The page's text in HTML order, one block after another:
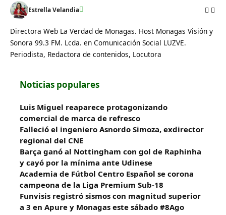
Estrella Velandia
Directora Web La Verdad de Monagas. Host Monagas Visión y
Sonora 99.3 FM. Lcda. en Comunicación Social LUZVE.
Periodista, Redactora de contenidos, Locutora
Noticias populares
Luis Miguel reaparece protagonizando
comercial de marca de refresco
Falleció el ingeniero Asnordo Simoza, exdirector
regional del CNE
Barça ganó al Nottingham con gol de Raphinha
y cayó por la mínima ante Udinese
Academia de Fútbol Centro Español se corona
campeona de la Liga Premium Sub-18
Funvisis registró sismos con magnitud superior
a 3 en Apure y Monagas este sábado #8Ago